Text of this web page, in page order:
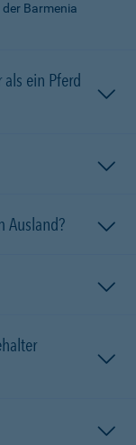
Barmenia
ein Pferd
Ausland?